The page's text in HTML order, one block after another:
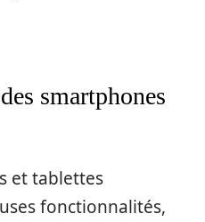
smartphones
et tablettes
fonctionnalités,